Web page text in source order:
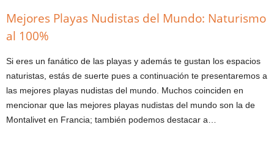
Mejores Playas Nudistas del Mundo: Naturismo
al 100%
Si eres un fanático de las playas y además te gustan los espacios
naturistas, estás de suerte pues a continuación te presentaremos a
las mejores playas nudistas del mundo. Muchos coinciden en
mencionar que las mejores playas nudistas del mundo son la de
Montalivet en Francia; también podemos destacar a…